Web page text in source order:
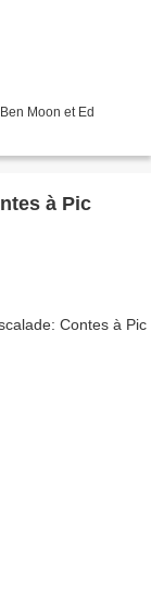
Moon et Ed
à Pic